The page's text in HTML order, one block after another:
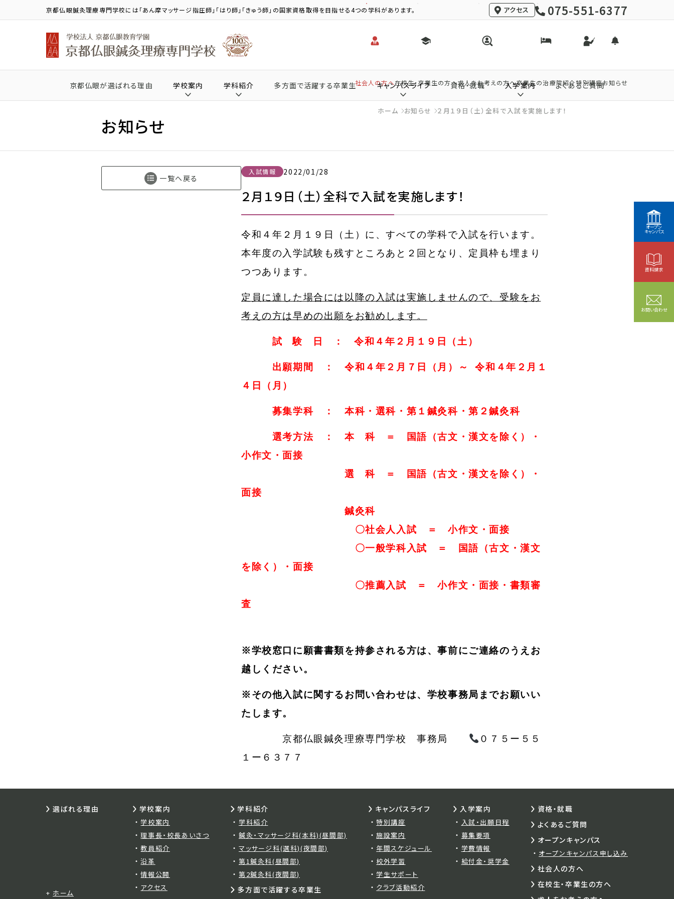
京都仏眼鍼灸理療専門学校には「あん摩マッサージ指圧師」「はり師」「きゅう師」の国家資格取得を目指せる4つの学科があります。 アクセス 075-551-6377
社会人の方へ在校生・卒業生の方へ求人をお考えの方へ卒業生の治療院紹介特別講座お知らせ
京都仏眼が選ばれる理由 学校案内 学科紹介 多方面で活躍する卒業生 キャンパスライフ 資格・就職 入学案内 よくあるご質問
お知らせ
ホーム お知らせ ２月１９日（土）全科で入試を実施します！
入試情報 2022/01/28
２月１９日（土）全科で入試を実施します！
令和４年２月１９日（土）に、すべての学科で入試を行います。
本年度の入学試験も残すところあと２回となり、定員枠も埋まり
つつあります。
定員に達した場合には以降の入試は実施しませんので、受験をお
考えの方は早めの出願をお勧めします。
試 験 日 ： 令和４年２月１９日（土）
出願期間 ： 令和４年２月７日（月）～ 令和４年２月１
４日（月）
募集学科 ： 本科・選科・第１鍼灸科・第２鍼灸科
選考方法 ： 本 科 ＝ 国語（古文・漢文を除く）・
小作文・面接
選 科 ＝ 国語（古文・漢文を除く）・
面接
鍼灸科
〇社会人入試 ＝ 小作文・面接
〇一般学科入試 ＝
国語（古文・漢文
を除く）
・面接
〇推薦入試 ＝ 小作文・面接・書類審
査
※学校窓口に願書書類を持参される方は、事前にご連絡のうえお
越しください。
※その他入試に関するお問い合わせは、学校事務局までお願いい
たします。
京都仏眼鍼灸理療専門学校 事務局
０７５ー５５
１ー６３７７
一覧へ戻る
選ばれる理由
ホーム
学校案内
学校案内
理事長・校長あいさつ
教員紹介
沿革
情報公開
アクセス
学科紹介
学科紹介
鍼灸・マッサージ科(本科)(昼間部)
マッサージ科(選科)(夜間部)
第1鍼灸科(昼間部)
第2鍼灸科(夜間部)
多方面で活躍する卒業生
キャンパスライフ
特別講座
施設案内
年間スケジュール
校外学習
学生サポート
クラブ活動紹介
入学案内
入試・出願日程
募集要項
学費情報
給付金・奨学金
資格・就職
よくあるご質問
オープンキャンパス
オープンキャンパス申し込み
社会人の方へ
在校生・卒業生の方へ
オープン
キャンパス
資料請求
お問い合わせ